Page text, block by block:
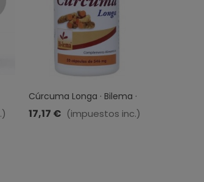
Cúrcuma Longa · Bilema ·
50 Cápsulas
17,17 € (impuestos inc.)